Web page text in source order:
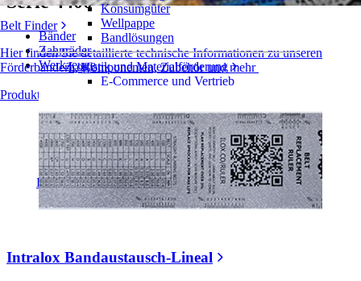
Belt Finder
Hier finden Sie detaillierte technische Informationen zu unseren
Förderbändern, Komponenten, Zubehör und mehr
Produktübersicht
Konsumgüter
Wellpappe
Bandlösungen
Logistik und Materialförderung
E-Commerce und Vertrieb
Reifen- und Automobilindustrie
Reifen
Automobilindustrie
EV-Batterien
Industrieproduktion
Branchenübersicht
Bänder
Zahnräder
Werkzeuge
Intralox Bandaustausch-Lineal